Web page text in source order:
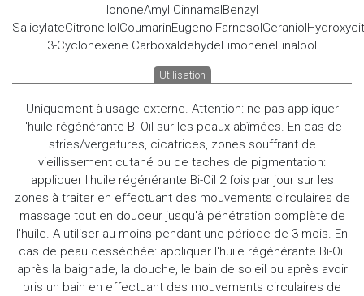
IononeAmyl CinnamalBenzyl
3-Cyclohexene CarboxaldehydeLimoneneLinalool
Utilisation
Uniquement à usage externe. Attention: ne pas appliquer
l'huile régénérante Bi-Oil sur les peaux abîmées. En cas de
stries/vergetures, cicatrices, zones souffrant de
vieillissement cutané ou de taches de pigmentation:
appliquer l'huile régénérante Bi-Oil 2 fois par jour sur les
zones à traiter en effectuant des mouvements circulaires de
massage tout en douceur jusqu'à pénétration complète de
l'huile. A utiliser au moins pendant une période de 3 mois. En
cas de peau desséchée: appliquer l'huile régénérante Bi-Oil
après la baignade, la douche, le bain de soleil ou après avoir
pris un bain en effectuant des mouvements circulaires de